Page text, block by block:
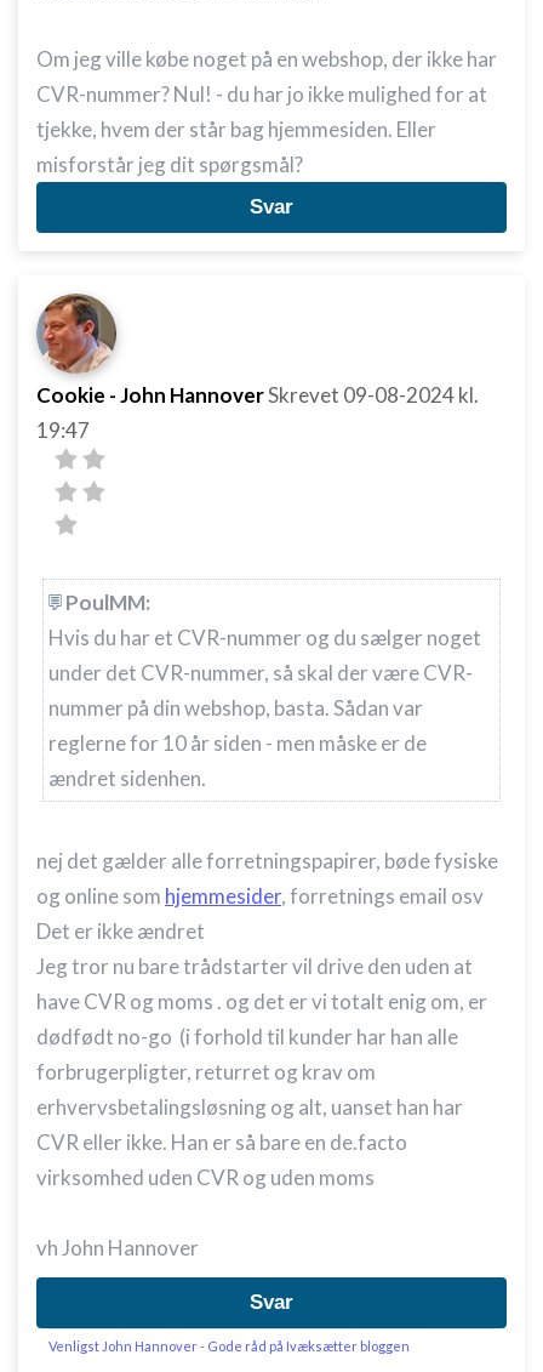
Om jeg ville købe noget på en webshop, der ikke har
CVR-nummer? Nul! - du har jo ikke mulighed for at
tjekke, hvem der står bag hjemmesiden. Eller
misforstår jeg dit spørgsmål?
Svar
Cookie - John HannoverSkrevet 09-08-2024kl.
19:47
PoulMM:
Hvis du har et CVR-nummer og du sælger noget
under det CVR-nummer, så skal der være CVR-
nummer på din webshop, basta. Sådan var
reglerne for 10 år siden - men måske er de
ændret sidenhen.
nej det gælder alle forretningspapirer, bøde fysiske
og online som hjemmesider, forretnings email osv
Det er ikke ændret
Jeg tror nu bare trådstarter vil drive den uden at
have CVR og moms . og det er vi totalt enig om, er
dødfødt no-go (i forhold til kunder har han alle
forbrugerpligter, returret og krav om
erhvervsbetalingsløsning og alt, uanset han har
CVR eller ikke. Han er så bare en de.facto
virksomhed uden CVR og uden moms
vh John Hannover
Svar
Venligst John Hannover - Gode råd på Ivæksætter bloggen
Måle annonceringseffektivitet
Måle indholdseffektivitet
kombinationer af oplysninger fra forskellige
kilder
Bruge begrænsede oplysninger til at vælge
indhold
IAB Special Features:
Bruge præcise geografiske
placeringsoplysninger
Identificere enheder baseret på aktivt
anmodede oplysninger
Nødvendig
Ydeevne
Funktionel
Annoncering / marketing